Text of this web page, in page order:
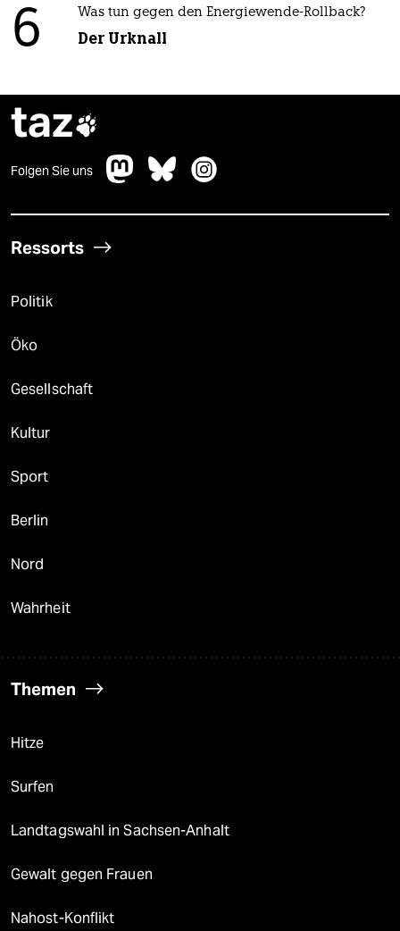
6 Was tun gegen den Energiewende-Rollback?
Der Urknall
taz
Folgen Sie uns
Ressorts
Politik
Öko
Gesellschaft
Kultur
Sport
Berlin
Nord
Wahrheit
Themen
Hitze
Surfen
Landtagswahl in Sachsen-Anhalt
Gewalt gegen Frauen
Nahost-Konflikt